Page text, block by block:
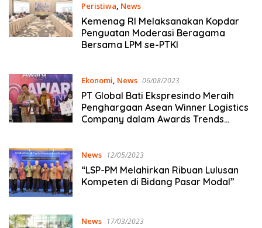
Peristiwa, News
07/11/2023
Kemenag RI Melaksanakan Kopdar
Penguatan Moderasi Beragama
Bersama LPM se-PTKI
Ekonomi, News 06/08/2023
PT Global Bati Ekspresindo Meraih
Penghargaan Asean Winner Logistics
Company dalam Awards Trends
News 12/05/2023
“LSP-PM Melahirkan Ribuan Lulusan
Kompeten di Bidang Pasar Modal”
News 17/03/2023